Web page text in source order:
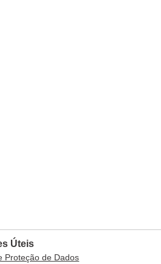
Úteis
Proteção de Dados